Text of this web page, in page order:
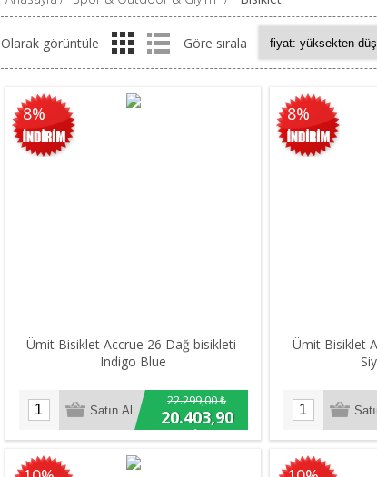
Olarak görüntüle Göre sırala
8%
Ümit Bisiklet Accrue 26 Dağ bisikleti
Indigo Blue
22.299,00 ₺
20.403,90
₺
8%
Ümit Bisiklet